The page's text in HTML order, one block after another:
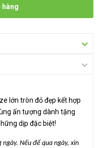
hàng
lớn tròn đỏ đẹp kết hợp
ấn tượng dành tặng
dịp đặc biệt!
Nếu để qua ngày, xin